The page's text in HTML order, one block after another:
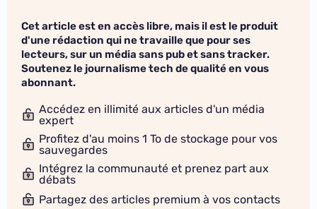
Cet article est en accès libre, mais il est le produit
d'une rédaction qui ne travaille que pour ses
lecteurs, sur un média sans pub et sans tracker.
Soutenez le journalisme tech de qualité en vous
abonnant.
Accédez en illimité aux articles d'un média
expert
Profitez d'au moins 1 To de stockage pour vos
sauvegardes
Intégrez la communauté et prenez part aux
débats
Partagez des articles premium à vos contacts